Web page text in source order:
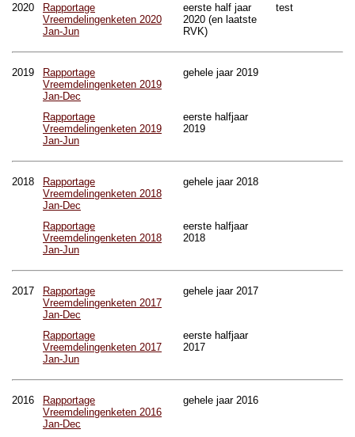
2020
Rapportage
Vreemdelingenketen 2020
Jan-Jun
eerste half jaar
2020 (en laatste
RVK)
test
2019
Rapportage
Vreemdelingenketen 2019
Jan-Dec
gehele jaar 2019
Rapportage
Vreemdelingenketen 2019
Jan-Jun
eerste halfjaar
2019
2018
Rapportage
Vreemdelingenketen 2018
Jan-Dec
gehele jaar 2018
Rapportage
Vreemdelingenketen 2018
Jan-Jun
eerste halfjaar
2018
2017
Rapportage
Vreemdelingenketen 2017
Jan-Dec
gehele jaar 2017
Rapportage
Vreemdelingenketen 2017
Jan-Jun
eerste halfjaar
2017
2016
Rapportage
Vreemdelingenketen 2016
Jan-Dec
gehele jaar 2016